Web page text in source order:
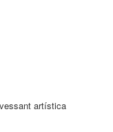
artística